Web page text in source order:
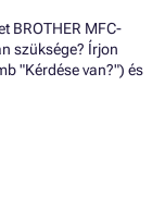
BROTHER MFC-
szüksége? Írjon
"Kérdése van?") és